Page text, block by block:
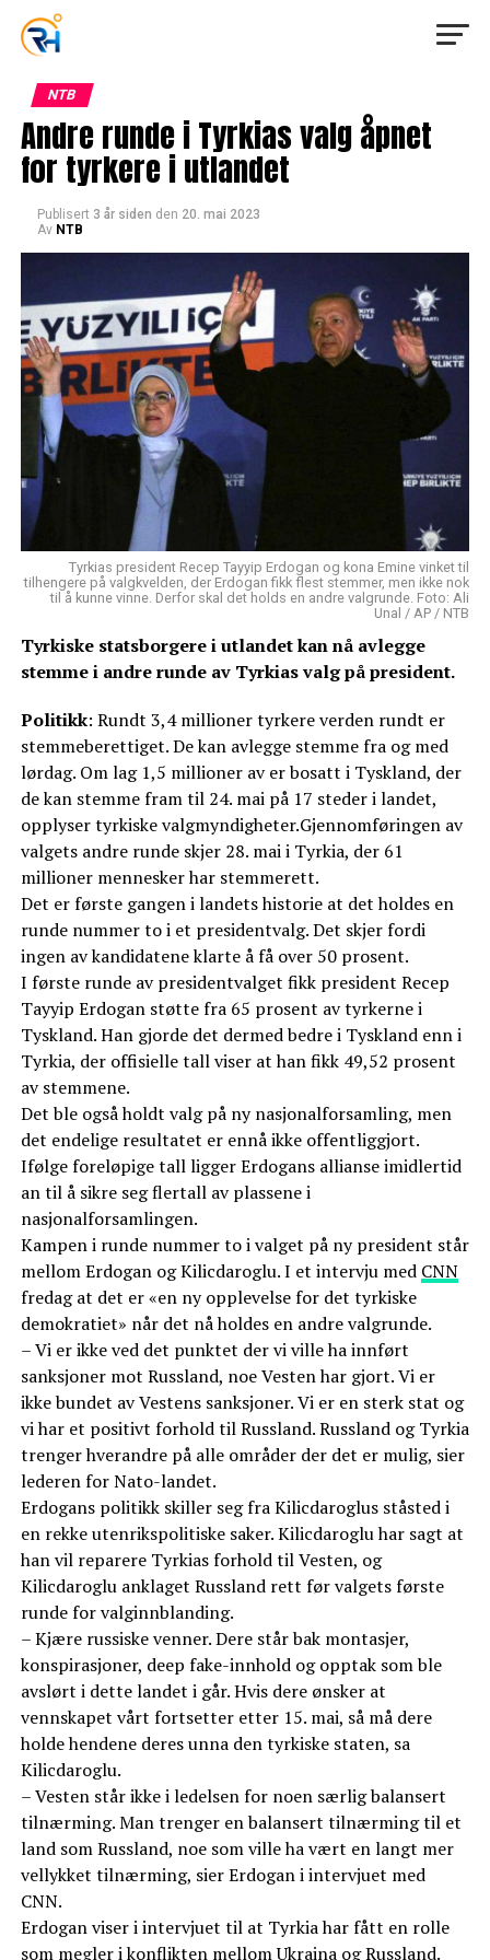
NTB
Andre runde i Tyrkias valg åpnet
for tyrkere i utlandet
Publisert 3 år siden den 20. mai 2023
Av NTB
Tyrkias president Recep Tayyip Erdogan og kona Emine vinket til
tilhengere på valgkvelden, der Erdogan fikk flest stemmer, men ikke nok
til å kunne vinne. Derfor skal det holds en andre valgrunde. Foto: Ali
Unal / AP / NTB
Tyrkiske statsborgere i utlandet kan nå avlegge
stemme i andre runde av Tyrkias valg på president.
Politikk: Rundt 3,4 millioner tyrkere verden rundt er
stemmeberettiget. De kan avlegge stemme fra og med
lørdag. Om lag 1,5 millioner av er bosatt i Tyskland, der
de kan stemme fram til 24. mai på 17 steder i landet,
opplyser tyrkiske valgmyndigheter.Gjennomføringen av
valgets andre runde skjer 28. mai i Tyrkia, der 61
millioner mennesker har stemmerett.
Det er første gangen i landets historie at det holdes en
runde nummer to i et presidentvalg. Det skjer fordi
ingen av kandidatene klarte å få over 50 prosent.
I første runde av presidentvalget fikk president Recep
Tayyip Erdogan støtte fra 65 prosent av tyrkerne i
Tyskland. Han gjorde det dermed bedre i Tyskland enn i
Tyrkia, der offisielle tall viser at han fikk 49,52 prosent
av stemmene.
Det ble også holdt valg på ny nasjonalforsamling, men
det endelige resultatet er ennå ikke offentliggjort.
Ifølge foreløpige tall ligger Erdogans allianse imidlertid
an til å sikre seg flertall av plassene i
nasjonalforsamlingen.
Kampen i runde nummer to i valget på ny president står
mellom Erdogan og Kilicdaroglu. I et intervju med CNN
fredag at det er «en ny opplevelse for det tyrkiske
demokratiet» når det nå holdes en andre valgrunde.
– Vi er ikke ved det punktet der vi ville ha innført
sanksjoner mot Russland, noe Vesten har gjort. Vi er
ikke bundet av Vestens sanksjoner. Vi er en sterk stat og
vi har et positivt forhold til Russland. Russland og Tyrkia
trenger hverandre på alle områder der det er mulig, sier
lederen for Nato-landet.
Erdogans politikk skiller seg fra Kilicdaroglus ståsted i
en rekke utenrikspolitiske saker. Kilicdaroglu har sagt at
han vil reparere Tyrkias forhold til Vesten, og
Kilicdaroglu anklaget Russland rett før valgets første
runde for valginnblanding.
– Kjære russiske venner. Dere står bak montasjer,
konspirasjoner, deep fake-innhold og opptak som ble
avslørt i dette landet i går. Hvis dere ønsker at
vennskapet vårt fortsetter etter 15. mai, så må dere
holde hendene deres unna den tyrkiske staten, sa
Kilicdaroglu.
– Vesten står ikke i ledelsen for noen særlig balansert
tilnærming. Man trenger en balansert tilnærming til et
land som Russland, noe som ville ha vært en langt mer
vellykket tilnærming, sier Erdogan i intervjuet med
CNN.
Erdogan viser i intervjuet til at Tyrkia har fått en rolle
som megler i konflikten mellom Ukraina og Russland.